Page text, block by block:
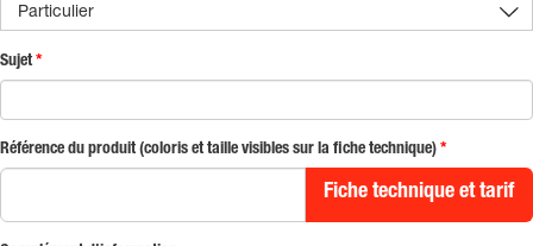
Particulier
Sujet *
Référence du produit (coloris et taille visibles sur la fiche technique) *
Fiche technique et tarif